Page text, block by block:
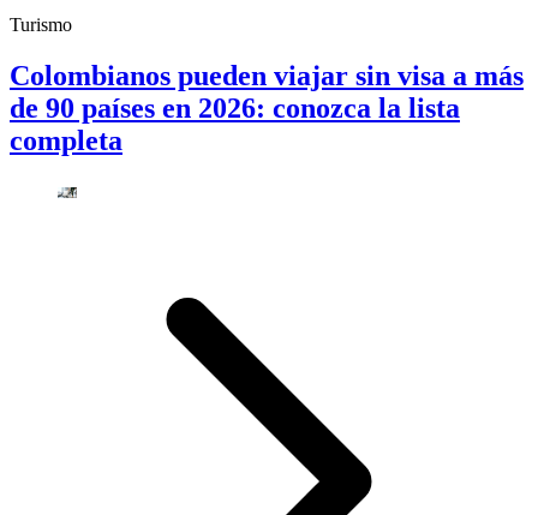
Turismo
Colombianos pueden viajar sin visa a más
de 90 países en 2026: conozca la lista
completa